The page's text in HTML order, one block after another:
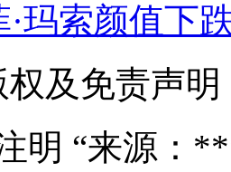
·玛索颜值下
权及免责声明
明 “来源：